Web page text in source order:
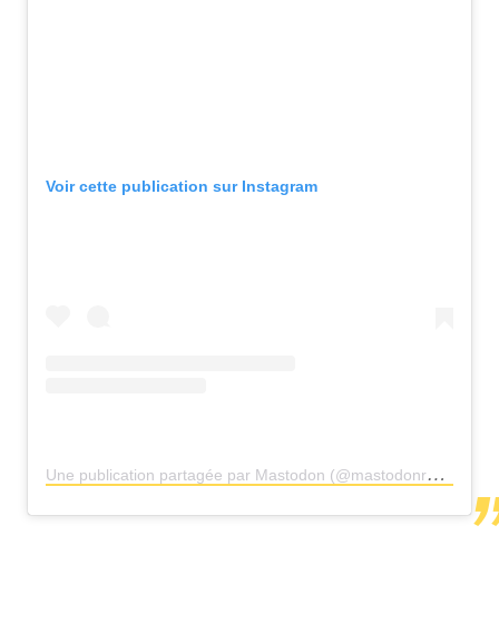
Voir cette publication sur Instagram
U
ne publication partagée par Mastodon (@mastodonrocks)